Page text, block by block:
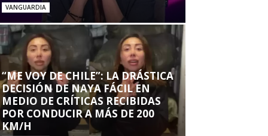
VANGUARDIA
“ME VOY DE CHILE”: LA DRÁSTICA
DECISIÓN DE NAYA FÁCIL EN
MEDIO DE CRÍTICAS RECIBIDAS
POR CONDUCIR A MÁS DE 200
KM/H